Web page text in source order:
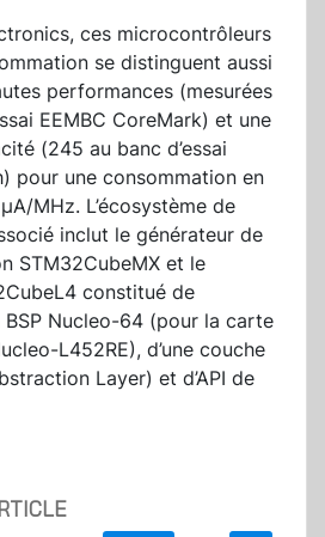
ces microcontrôleurs
se distinguent aussi
performances (mesurées
EEMBC CoreMark) et une
(245 au banc d’essai
pour une consommation en
MHz. L’écosystème de
inclut le générateur de
STM32CubeMX et le
constitué de
BSP Nucleo-64 (pour la carte
L452RE), d’une couche
Layer) et d’API de